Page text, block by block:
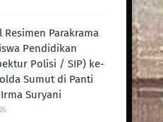
Resimen Parakrama
Pendidikan
Polisi / SIP) ke-
Sumut di Panti
Suryani